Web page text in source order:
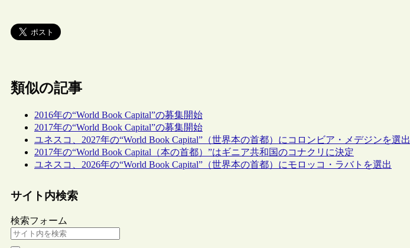
類似の記事
2016年の“World Book Capital”の募集開始
2017年の“World Book Capital”の募集開始
ユネスコ、2027年の“World Book Capital”（世界本の首都）にコロンビア・メデジンを選出
2017年の“World Book Capital（本の首都）”はギニア共和国のコナクリに決定
ユネスコ、2026年の“World Book Capital”（世界本の首都）にモロッコ・ラバトを選出
サイト内検索
検索フォーム